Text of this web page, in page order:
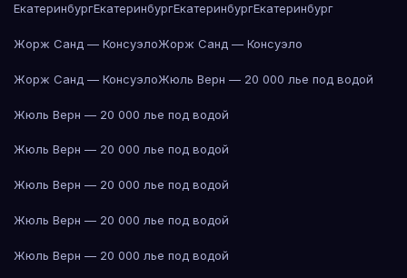
ЕкатеринбургЕкатеринбургЕкатеринбургЕкатеринбург
Жорж Санд — КонсуэлоЖорж Санд — Консуэло
Жорж Санд — КонсуэлоЖюль Верн — 20 000 лье под водой
Жюль Верн — 20 000 лье под водой
Жюль Верн — 20 000 лье под водой
Жюль Верн — 20 000 лье под водой
Жюль Верн — 20 000 лье под водой
Жюль Верн — 20 000 лье под водой